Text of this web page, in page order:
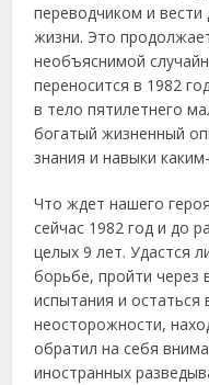
переводчиком и
жизни. Это
необъяснимой
переносится в 1982
в тело пятилетнего
богатый жизненный
знания и навыки
Что ждет нашего
сейчас 1982 год и до
целых 9 лет. Удастся
борьбе, пройти через
испытания и
неосторожности,
обратил на себя
иностранных